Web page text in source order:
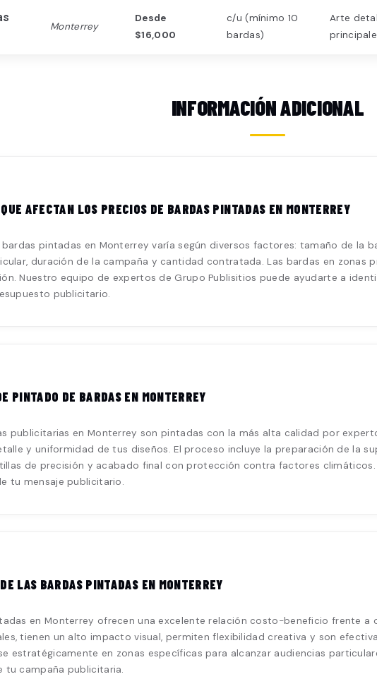
Monterrey
Desde
$16,000
c/u (mínimo 10
bardas)
Arte
INFORMACIÓN ADICIONAL
AFECTAN LOS PRECIOS DE BARDAS PINTADAS EN MONTERREY
pintadas en Monterrey varía según diversos factores: tamaño de la
duración de la campaña y cantidad contratada. Las bardas en zonas
Nuestro equipo de expertos de Grupo Publisitios puede ayudarte a
publicitario.
PINTADO DE BARDAS EN MONTERREY
publicitarias en Monterrey son pintadas con la más alta calidad por
y uniformidad de tus diseños. El proceso incluye la preparación de la
de precisión y acabado final con protección contra factores
tu mensaje publicitario.
LAS BARDAS PINTADAS EN MONTERREY
en Monterrey ofrecen una excelente relación costo-beneficio frente a
tienen un alto impacto visual, permiten flexibilidad creativa y son
estratégicamente en zonas específicas para alcanzar audiencias
tu campaña publicitaria.